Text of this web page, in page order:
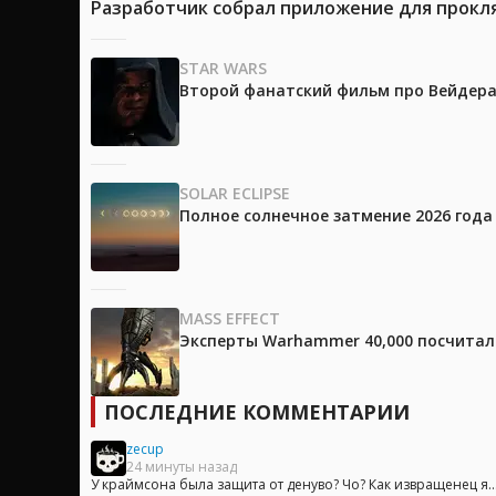
Разработчик собрал приложение для
STAR WARS
Второй фанатский фильм про
SOLAR ECLIPSE
Полное солнечное затмение 2026
MASS EFFECT
Эксперты Warhammer 40,000
ПОСЛЕДНИЕ КОММЕНТАРИИ
zecup
24 минуты назад
У краймсона была защита от денуво? Чо? Как извращенец